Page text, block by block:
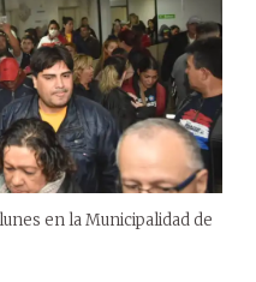
en la Municipalidad de